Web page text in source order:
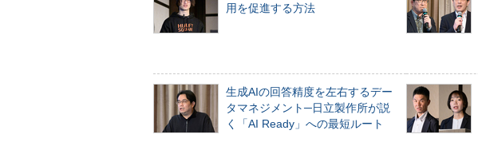
用を促進する方法
生成AIの回答精度を左右するデー
タマネジメント─日立製作所が説
く「AI Ready」への最短ルート